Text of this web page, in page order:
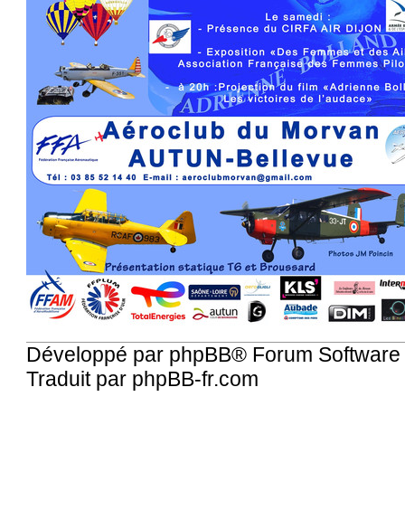
Développé par phpBB® Forum
Traduit par phpBB-fr.com